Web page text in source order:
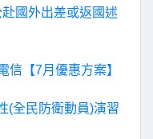
國外出差或返國述
信【7月優惠方案】
(全民防衛動員)演習